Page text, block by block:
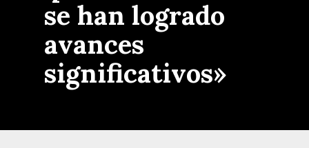
se han logrado
avances
significativos»